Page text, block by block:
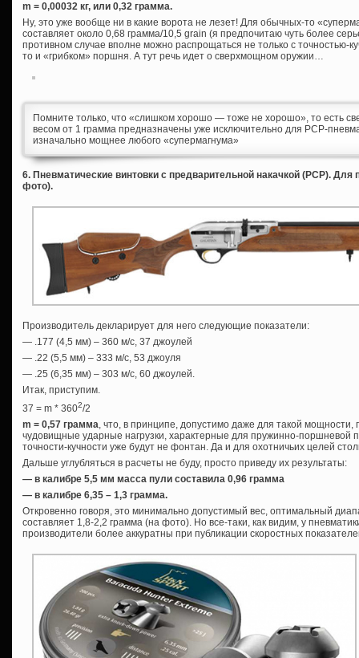
m = 0,00032 кг, или 0,32 грамма.
Ну, это уже вообще ни в какие ворота не лезет! Для обычных-то
составляет около 0,68 грамма/10,5 grain (я предпочитаю чуть более
противном случае вполне можно распрощаться не только с точностью-
то и «грибком» поршня. А тут речь идет о сверхмощном оружии…
Помните только, что «слишком хорошо — тоже не хорошо», то есть
весом от 1 грамма предназначены уже исключительно для PCP-
изначально мощнее любого «супермагнума»
6. Пневматические винтовки с предварительной накачкой (PCP).
фото).
Производитель декларирует для него следующие показатели:
— .177 (4,5 мм) – 360 м/с, 37 джоулей
— .22 (5,5 мм) – 333 м/с, 53 джоуля
— .25 (6,35 мм) – 303 м/с, 60 джоулей.
Итак, приступим.
37 = m * 3602/2
m = 0,57 грамма, что, в принципе, допустимо даже для такой мощности,
чудовищные ударные нагрузки, характерные для пружинно-поршневой
точности-кучности уже будут не фонтан. Да и для охотничьих целей
Дальше углубляться в расчеты не буду, просто приведу их результаты:
— в калибре 5,5 мм масса пули составила 0,96 грамма
— в калибре 6,35 – 1,3 грамма.
Откровенно говоря, это минимально допустимый вес, оптимальный
составляет 1,8-2,2 грамма (на фото). Но все-таки, как видим, у
производители более аккуратны при публикации скоростных